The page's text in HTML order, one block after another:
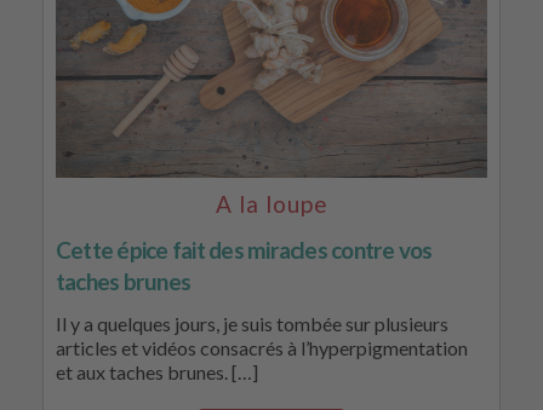
A la loupe
Cette épice fait des miracles contre vos
taches brunes
Il y a quelques jours, je suis tombée sur plusieurs
articles et vidéos consacrés à l’hyperpigmentation
et aux taches brunes. […]